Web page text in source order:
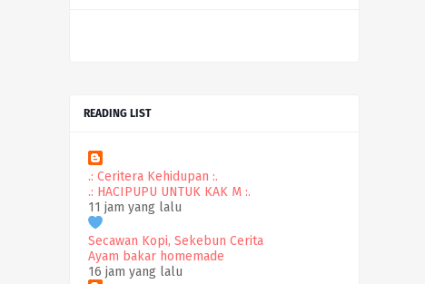
READING LIST
.: Ceritera Kehidupan :.
.: HACIPUPU UNTUK KAK M :.
11 jam yang lalu
Secawan Kopi, Sekebun Cerita
Ayam bakar homemade
16 jam yang lalu